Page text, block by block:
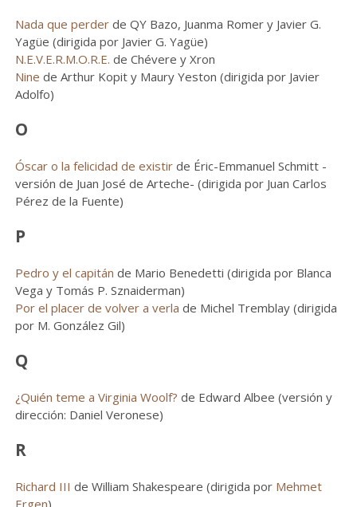
Nada que perderde QY Bazo, Juanma Romer y Javier G.
Yagüe (dirigida por Javier G. Yagüe)
N.E.V.E.R.M.O.R.E. de Chévere y Xron
Nine de Arthur Kopit y Maury Yeston (dirigida por Javier
Adolfo)
O
Óscar o la felicidad de existirde Éric-Emmanuel Schmitt -
versión de Juan José de Arteche- (dirigida por Juan Carlos
Pérez de la Fuente)
P
Pedro y el capitán de Mario Benedetti (dirigida por Blanca
Vega y Tomás P. Sznaiderman)
Por el placer de volver a verla de Michel Tremblay (dirigida
por M. González Gil)
Q
¿Quién teme a Virginia Woolf? de Edward Albee (versión y
dirección: Daniel Veronese)
R
Richard III de William Shakespeare (dirigida por Mehmet